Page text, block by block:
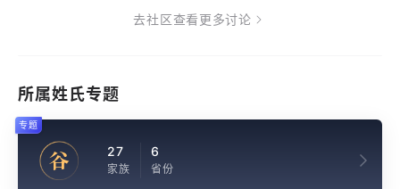
去社区查看更多讨论
所属姓氏专题
谷 27
家族
6
省份
专题